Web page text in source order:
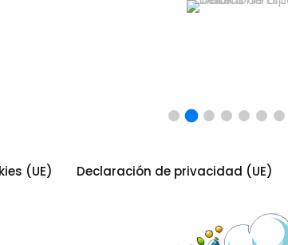
(UE) Declaración de privacidad (UE)